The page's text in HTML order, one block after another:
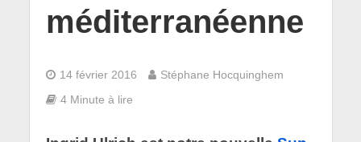
méditerranéenne
14 février 2016
Stéphane Hocquinghem
4 Minute à lire